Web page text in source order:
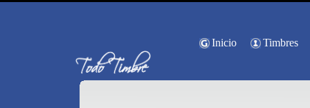
Inicio Timbres